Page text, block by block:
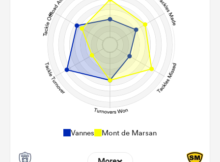
Kicks
Post Contact Meters
Vannes Mont de Marsan